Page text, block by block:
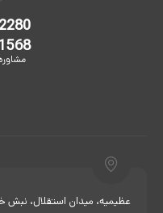
عظیمیه، میدان استقلال، نبش